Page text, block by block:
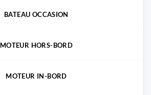
BATEAU OCCASION
MOTEUR HORS-BORD
MOTEUR IN-BORD